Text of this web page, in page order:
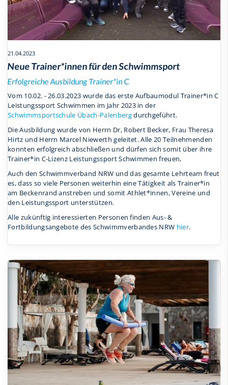
21.04.2023
Neue Trainer*innen für den Schwimmsport
Erfolgreiche Ausbildung Trainer*in C
Vom 10.02. - 26.03.2023 wurde das erste Aufbaumodul Trainer*in C
Leistungssport Schwimmen im Jahr 2023 in der
Schwimmsportschule Übach-Palenbergdurchgeführt.
Die Ausbildung wurde von Herrn Dr, Robert Becker, Frau Theresa
Hirtz und Herrn Marcel Niewerth geleitet. Alle 20 Teilnehmenden
konnten erfolgreich abschließen und dürfen sich somit über ihre
Trainer*in C-Lizenz Leistungssport Schwimmen freuen,
Auch den Schwimmverband NRW und das gesamte Lehrteam freut
es, dass so viele Personen weiterhin eine Tätigkeit als Trainer*in
am Beckenrand anstreben und somit Athlet*innen, Vereine und
den Leistungssport unterstützen.
Alle zukünftig interessierten Personen finden Aus- &
Fortbildungsangebote des Schwimmverbandes NRW hier.